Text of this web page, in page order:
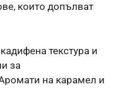
които допълват
текстура и
за
на карамел и